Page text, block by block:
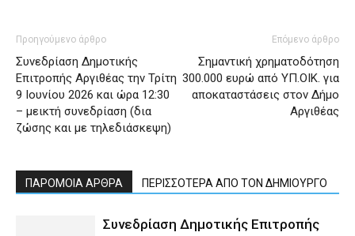
Προηγούμενο άρθρο
Συνεδρίαση Δημοτικής
Επιτροπής Αργιθέας την Τρίτη
9 Ιουνίου 2026 και ώρα 12:30
– μεικτή συνεδρίαση (δια
ζώσης και με τηλεδιάσκεψη)
Επόμενο άρθρο
Σημαντική χρηματοδότηση
300.000 ευρώ από ΥΠ.ΟΙΚ. για
αποκαταστάσεις στον Δήμο
Αργιθέας
ΠΑΡΟΜΟΙΑ ΑΡΘΡΑ ΠΕΡΙΣΣΟΤΕΡΑ ΑΠΟ ΤΟΝ ΔΗΜΙΟΥΡΓΟ
Συνεδρίαση Δημοτικής Επιτροπής